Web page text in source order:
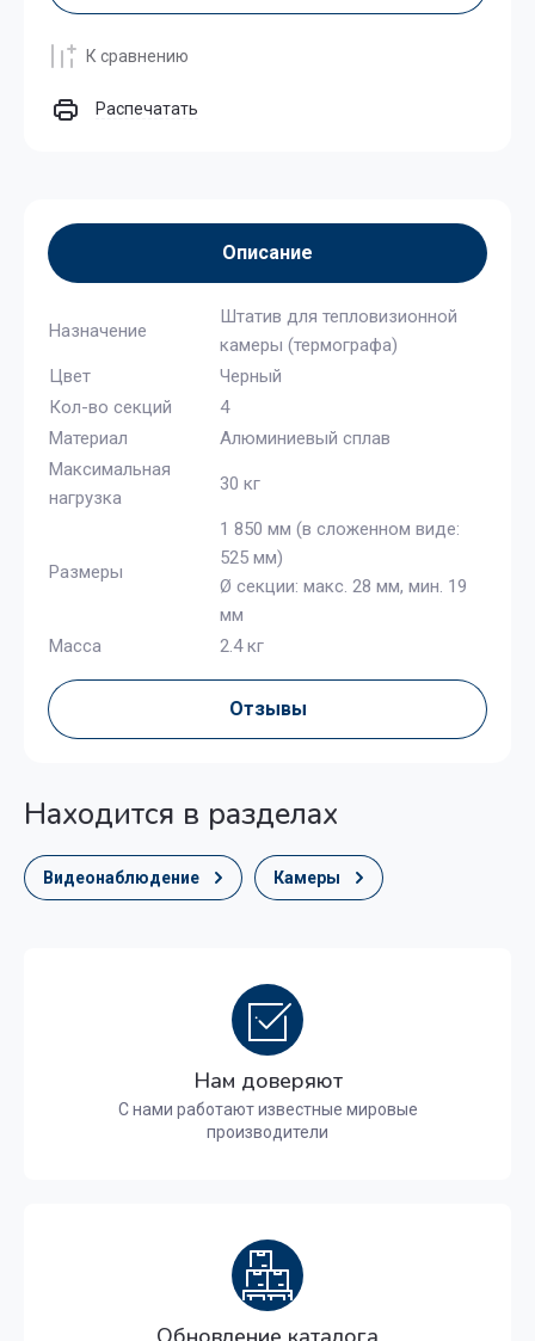
К сравнению
Распечатать
Описание
Назначение
Штатив для тепловизионной
камеры (термографа)
Цвет
Черный
Кол-во секций
4
Материал
Алюминиевый сплав
Максимальная
нагрузка
30 кг
Размеры
1 850 мм (в сложенном виде:
525 мм)
Ø секции: макс. 28 мм, мин. 19
мм
Масса
2.4 кг
Отзывы
Находится в разделах
Видеонаблюдение Камеры
Нам доверяют
С нами работают известные мировые
производители